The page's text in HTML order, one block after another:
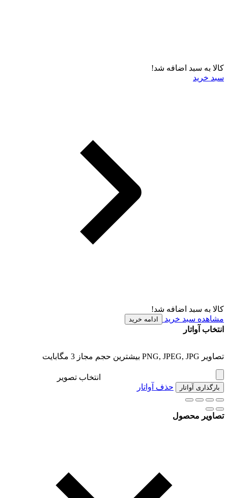
کالا به سبد اضافه شد!
سبد خرید
کالا به سبد اضافه شد!
مشاهده سبد خرید
ادامه خرید
انتخاب آواتار
تصاویر PNG, JPEG, JPG بیشترین حجم مجاز 3 مگابایت
انتخاب تصویر
بارگذاری آواتار حذف آواتار
تصاویر محصول